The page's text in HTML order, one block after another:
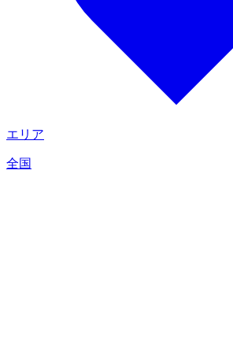
エリア
全国